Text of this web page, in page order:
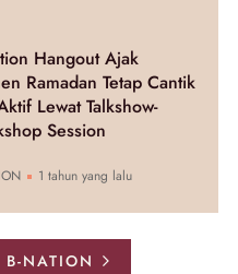
Hangout Ajak
Ramadan Tetap Cantik
Lewat Talkshow-
Session
1 tahun yang lalu
NATION